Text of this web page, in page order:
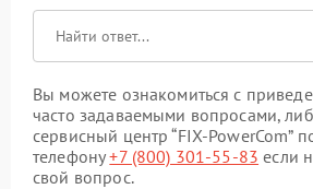
Вы можете ознакомиться с
часто задаваемыми вопросами,
сервисный центр “FIX-PowerCom”
телефону+7 (800) 301-55-83 если
свой вопрос.